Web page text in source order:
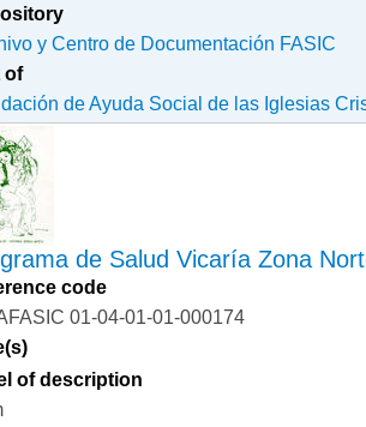
y Centro de Documentación FASIC
of
de Ayuda Social de las Iglesias
de Salud Vicaría Zona
code
01-04-01-01-000174
of description